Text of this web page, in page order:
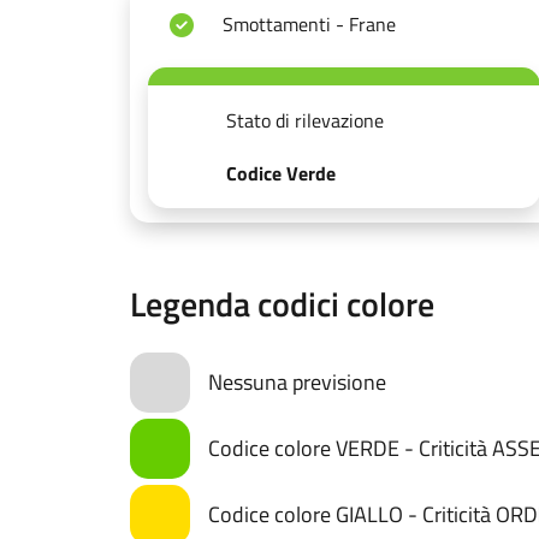
Smottamenti - Frane
Stato di rilevazione
Codice Verde
Legenda codici colore
Nessuna previsione
Codice colore VERDE - Criticità
Codice colore GIALLO - Criticità